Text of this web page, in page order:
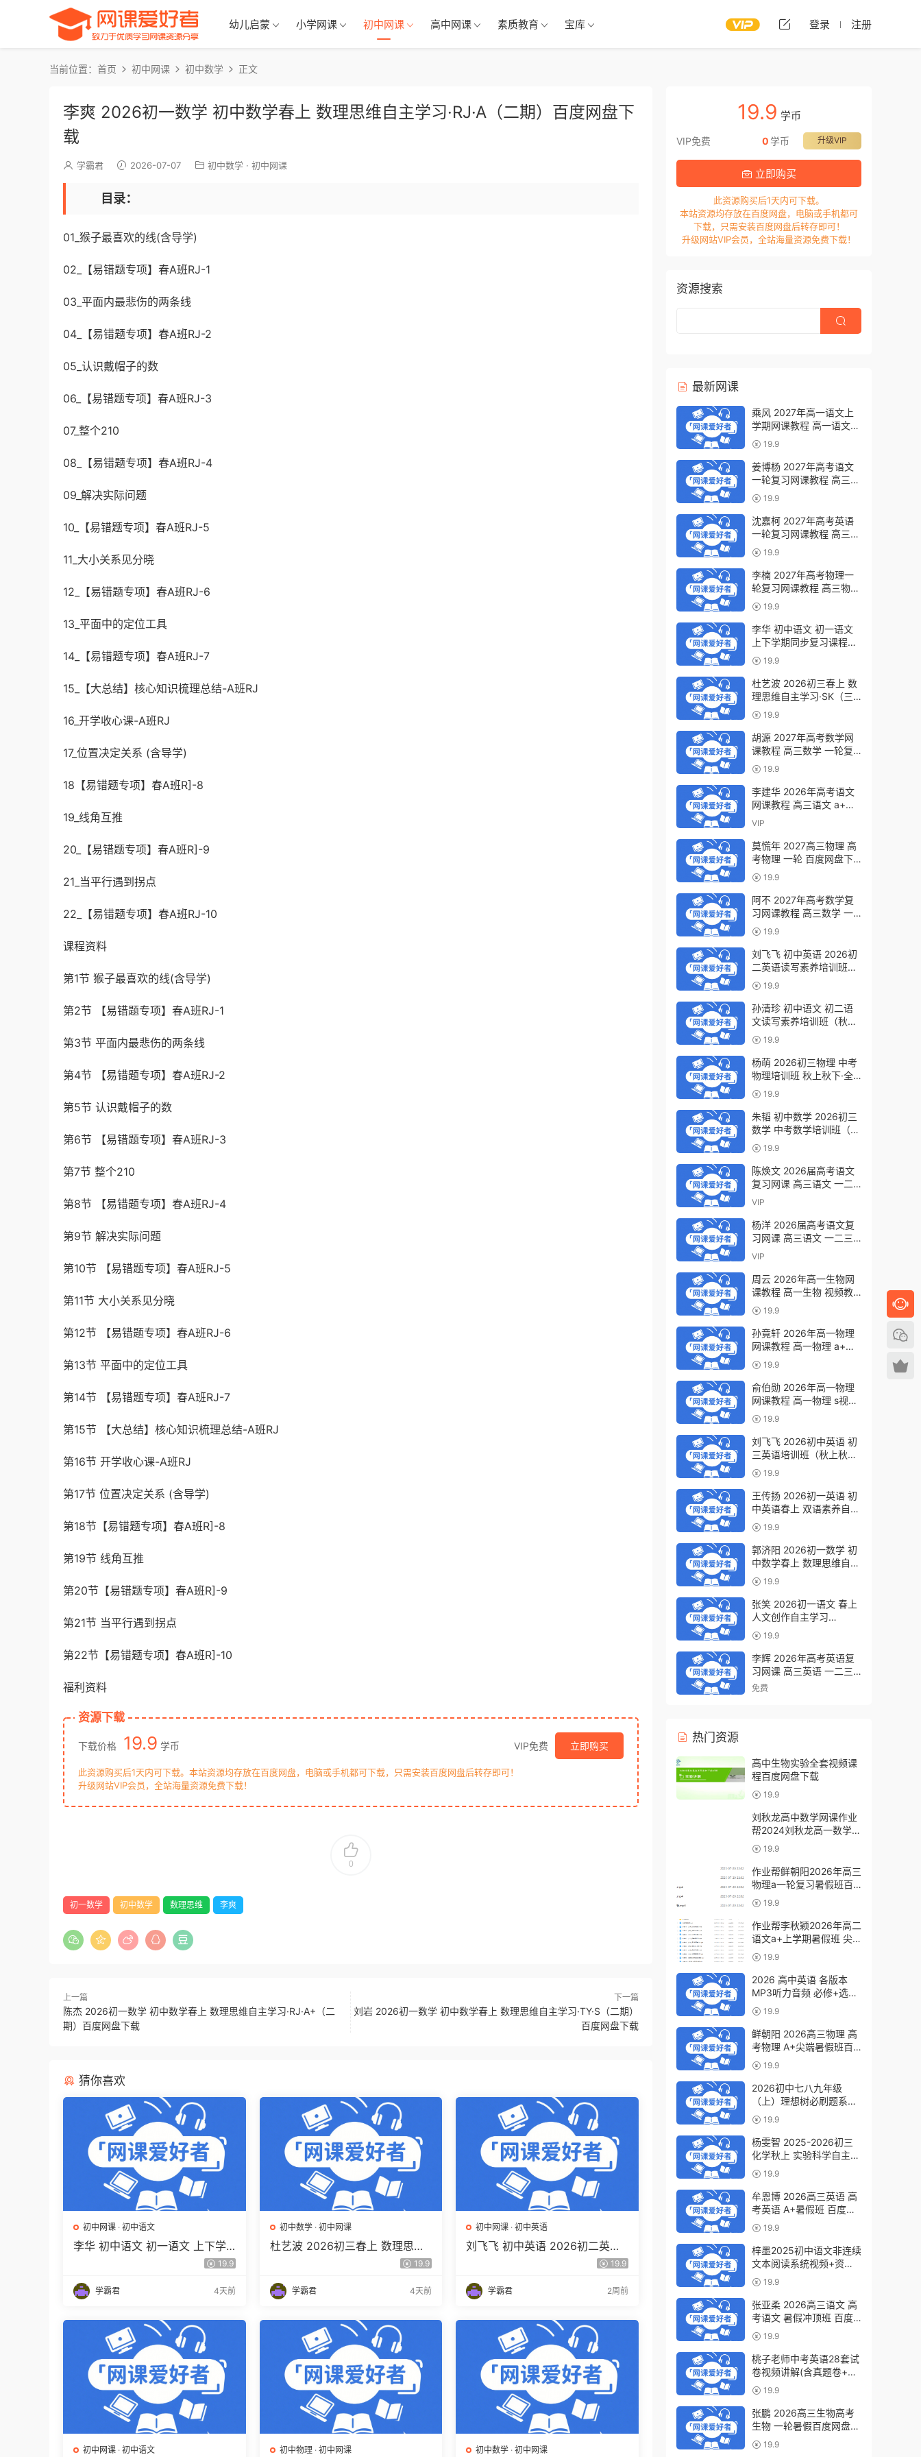
幼儿启蒙 小学网课 初中网课 高中网课 素质教育 宝库 登录 注册
当前位置： 首页 初中网课 初中数学 正文
李爽 2026初一数学 初中数学春上 数理思维自主学习·RJ·A（二期）百度网盘下
载
学霸君 2026-07-07 初中数学 · 初中网课
目录：
01_猴子最喜欢的线(含导学)
02_【易错题专项】春A班RJ-1
03_平面内最悲伤的两条线
04_【易错题专项】春A班RJ-2
05_认识戴帽子的数
06_【易错题专项】春A班RJ-3
07_整个210
08_【易错题专项】春A班RJ-4
09_解决实际问题
10_【易错题专项】春A班RJ-5
11_大小关系见分晓
12_【易错题专项】春A班RJ-6
13_平面中的定位工具
14_【易错题专项】春A班RJ-7
15_【大总结】核心知识梳理总结-A班RJ
16_开学收心课-A班RJ
17_位置决定关系 (含导学)
18【易错题专项】春A班R]-8
19_线角互推
20_【易错题专项】春A班R]-9
21_当平行遇到拐点
22_【易错题专项】春A班RJ-10
课程资料
第1节 猴子最喜欢的线(含导学)
第2节 【易错题专项】春A班RJ-1
第3节 平面内最悲伤的两条线
第4节 【易错题专项】春A班RJ-2
第5节 认识戴帽子的数
第6节 【易错题专项】春A班RJ-3
第7节 整个210
第8节 【易错题专项】春A班RJ-4
第9节 解决实际问题
第10节 【易错题专项】春A班RJ-5
第11节 大小关系见分晓
第12节 【易错题专项】春A班RJ-6
第13节 平面中的定位工具
第14节 【易错题专项】春A班RJ-7
第15节 【大总结】核心知识梳理总结-A班RJ
第16节 开学收心课-A班RJ
第17节 位置决定关系 (含导学)
第18节【易错题专项】春A班R]-8
第19节 线角互推
第20节【易错题专项】春A班R]-9
第21节 当平行遇到拐点
第22节【易错题专项】春A班R]-10
福利资料
资源下载
下载价格 19.9 学币 VIP免费 立即购买
此资源购买后1天内可下载。本站资源均存放在百度网盘，电脑或手机都可下载，只需安装百度网盘后转存即可！
升级网站VIP会员，全站海量资源免费下载！
0
初一数学 初中数学 数理思维 李爽
上一篇
陈杰 2026初一数学 初中数学春上 数理思维自主学习·RJ·A+（二
期）百度网盘下载
下一篇
刘岩 2026初一数学 初中数学春上 数理思维自主学习·TY·S（二期）
百度网盘下载
猜你喜欢
初中网课 · 初中语文
李华 初中语文 初一语文 上下学
期同步复习课程（34讲带讲义、
19.9
学霸君 4天前
初中数学· 初中网课
杜艺波 2026初三春上 数理思维
自主学习·SK（三期）百度网盘下
19.9
学霸君 4天前
初中网课 ·初中英语
刘飞飞 初中英语 2026初二英语
读写素养培训班（秋上秋下·全国
19.9
学霸君 2周前
初中网课 · 初中语文 初中物理· 初中网课 初中数学 ·初中网课
19.9 学币
VIP免费 升级VIP
0 学币
立即购买
此资源购买后1天内可下载。
本站资源均存放在百度网盘，电脑或手机都可
下载，只需安装百度网盘后转存即可！
升级网站VIP会员，全站海量资源免费下载！
资源搜索
最新网课
乘风 2027年高一语文上
学期网课教程 高一语文
暑假班视频教程 百度网盘
下载
19.9
姜博杨 2027年高考语文
一轮复习网课教程 高三语
文 上学期暑假班视频教程
百度网盘下载
19.9
沈嘉柯 2027年高考英语
一轮复习网课教程 高三英
语 上学期暑假班视频教程
百度网盘下载
19.9
李楠 2027年高考物理一
轮复习网课教程 高三物理
上学期暑假班视频教程 百
度网盘下载
19.9
李华 初中语文 初一语文
上下学期同步复习课程
（34讲带讲义、练习）百
度网盘下载
19.9
杜艺波 2026初三春上 数
理思维自主学习·SK（三
期）百度网盘下载
19.9
胡源 2027年高考数学网
课教程 高三数学 一轮复
习暑假班视频教程 百度网
盘下载
19.9
李建华 2026年高考语文
网课教程 高三语文 a+二
三轮复习视频教程 百度网
VIP
莫慌年 2027高三物理 高
考物理 一轮 百度网盘下
载 19.9
阿不 2027年高考数学复
习网课教程 高三数学 一
轮复习视频教程 百度网盘
下载
19.9
刘飞飞 初中英语 2026初
二英语读写素养培训班
（秋上秋下·全国版·S）百
度网盘下载
19.9
孙清珍 初中语文 初二语
文读写素养培训班（秋上
秋下·全国版·A+）百度网
盘下载
19.9
杨萌 2026初三物理 中考
物理培训班 秋上秋下·全
国版·S 百度网盘下载
19.9
朱韬 初中数学 2026初三
数学 中考数学培训班（秋
上秋下·全国版·S）百度网
盘下载
19.9
陈焕文 2026届高考语文
复习网课 高三语文 一二
三轮视频课程全年班 百度
VIP
杨洋 2026届高考语文复
习网课 高三语文 一二三
轮视频教程全年班 百度网
VIP
周云 2026年高一生物网
课教程 高一生物 视频教
程下学期寒春班 百度网盘
下载
19.9
孙竟轩 2026年高一物理
网课教程 高一物理 a+视
频教程下学期寒春班 百度
网盘下载
19.9
俞伯勋 2026年高一物理
网课教程 高一物理 s视频
教程下学期寒春班 百度网
盘下载
19.9
刘飞飞 2026初中英语 初
三英语培训班（秋上秋下·
全国版·A+）百度网盘下
载
19.9
王传扬 2026初一英语 初
中英语春上 双语素养自主
学习·TY·A+（三期）百度
网盘下载
19.9
郭济阳 2026初一数学 初
中数学春上 数理思维自主
学习·BS（一期）百度网
盘下载
19.9
张笑 2026初一语文 春上
人文创作自主学习
·TY·S（一期）百度网盘下
载
19.9
李辉 2026年高考英语复
习网课 高三英语 一二三
轮视频课程全年班 百度网
免费
热门资源
高中生物实验全套视频课
程百度网盘下载
19.9
刘秋龙高中数学网课作业
帮2024刘秋龙高一数学
a+教程（暑假班+秋季
班）
19.9
作业帮鲜朝阳2026年高三
物理a一轮复习暑假班百
度网盘下载
19.9
作业帮李秋颖2026年高二
语文a+上学期暑假班 尖
端班百度网盘下载
19.9
2026 高中英语 各版本
MP3听力音频 必修+选修
6.07GB百度网盘下载
19.9
鲜朝阳 2026高三物理 高
考物理 A+尖端暑假班百
度网盘下载
19.9
2026初中七八九年级
（上）理想树必刷题系列
百度网盘下载
19.9
杨雯智 2025-2026初三
化学秋上 实验科学自主学
习·TY·S（3期）百度网盘
下载
19.9
牟恩博 2026高三英语 高
考英语 A+暑假班 百度网
盘下载
19.9
梓墨2025初中语文非连续
文本阅读系统视频+资料
(第六季)百度网盘下载
19.9
张亚柔 2026高三语文 高
考语文 暑假冲顶班 百度
网盘下载
19.9
桃子老师中考英语28套试
卷视频讲解(含真题卷+模
拟卷)百度网盘下载
19.9
张鹏 2026高三生物高考
生物 一轮暑假百度网盘下
载 19.9